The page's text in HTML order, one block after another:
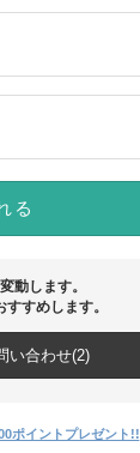
る
動します。
すめします。
い合わせ(2)
ポイントプレゼント!!